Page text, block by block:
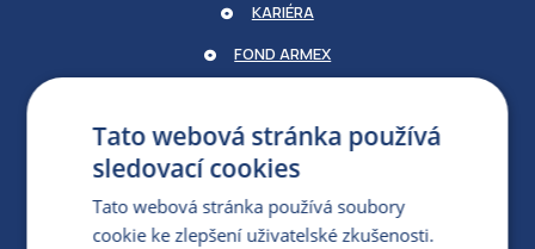
KARIÉRA
FOND ARMEX
PARTNERSKÝ PORTÁL
PRO MÉDIA
Tato webová stránka používá
sledovací cookies
Tato webová stránka používá soubory
cookie ke zlepšení uživatelské zkušenosti.